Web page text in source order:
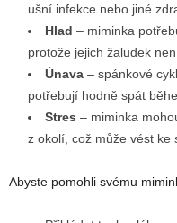
ušní infekce nebo jiné
Hlad – miminka
protože jejich žaludek
Únava – spánkové
potřebují hodně spát
Stres – miminka
z okolí, což může vést ke
Abyste pomohli svému